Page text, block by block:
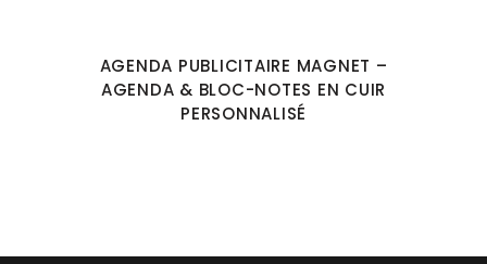
AGENDA PUBLICITAIRE MAGNET –
AGENDA & BLOC-NOTES EN CUIR
PERSONNALISÉ